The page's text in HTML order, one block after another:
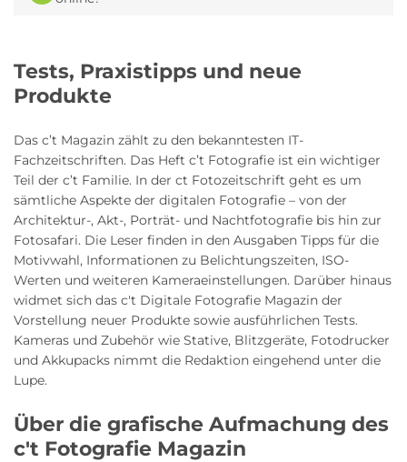
Tests, Praxistipps und neue
Produkte
Das c’t Magazin zählt zu den bekanntesten IT-
Fachzeitschriften. Das Heft c’t Fotografie ist ein wichtiger
Teil der c’t Familie. In der ct Fotozeitschrift geht es um
sämtliche Aspekte der digitalen Fotografie – von der
Architektur-, Akt-, Porträt- und Nachtfotografie bis hin zur
Fotosafari. Die Leser finden in den Ausgaben Tipps für die
Motivwahl, Informationen zu Belichtungszeiten, ISO-
Werten und weiteren Kameraeinstellungen. Darüber hinaus
widmet sich das c't Digitale Fotografie Magazin der
Vorstellung neuer Produkte sowie ausführlichen Tests.
Kameras und Zubehör wie Stative, Blitzgeräte, Fotodrucker
und Akkupacks nimmt die Redaktion eingehend unter die
Lupe.
Über die grafische Aufmachung des
c't Fotografie Magazin